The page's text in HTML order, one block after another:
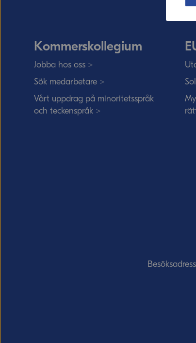
Kommerskollegium
Jobba hos oss >
Sök medarbetare >
Vårt uppdrag på minoritetsspråk
och teckenspråk >